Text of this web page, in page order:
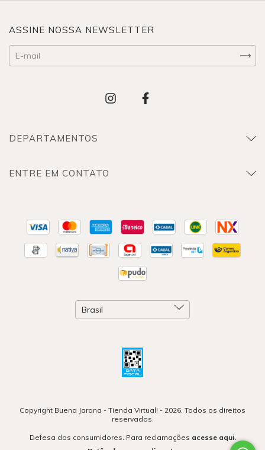
ASSINE NOSSA NEWSLETTER
DEPARTAMENTOS
ENTRE EM CONTATO
Copyright Buena Jarana - Tienda Virtual! - 2026. Todos os direitos
reservados.
Defesa dos consumidores. Para reclamações acesse aqui.